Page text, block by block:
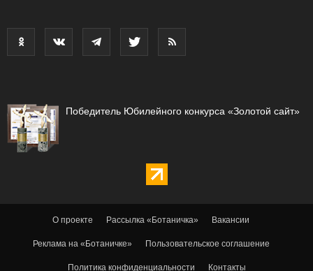
Победитель Юбилейного конкурса «Золотой сайт»
О проекте Рассылка «Ботаничка» Вакансии
Реклама на «Ботаничке» Пользовательское соглашение
Политика конфиденциальности Контакты